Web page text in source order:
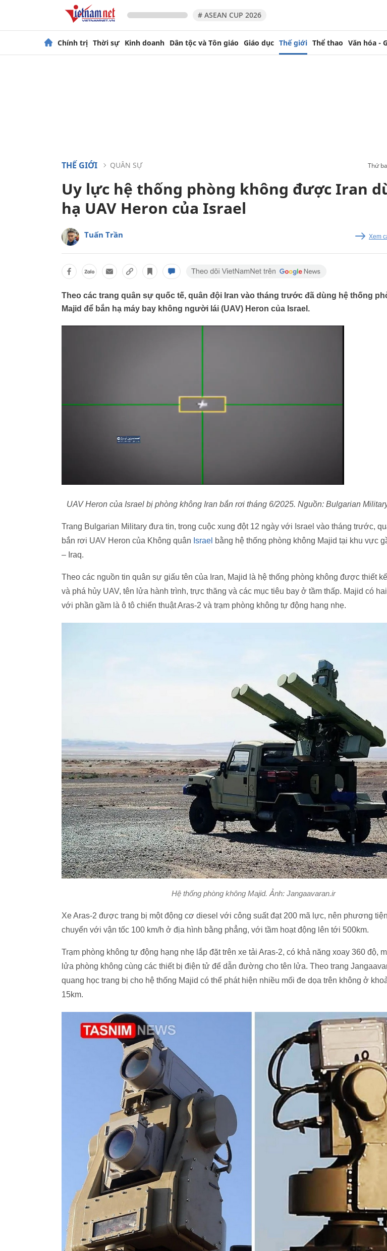
# ASEAN CUP 2026
Chính trị Thời sự Kinh doanh Dân tộc và Tôn giáo Giáo dục Thế giới Thể thao Văn hóa -
THẾ GIỚI QUÂN SỰ thứ
Uy lực hệ thống phòng không được Iran
hạ UAV Heron của Israel
Tuấn Trần Xem
Theo các trang quân sự quốc tế, quân đội Iran vào tháng trước đã dùng hệ thống
Majid để bắn hạ máy bay không người lái (UAV) Heron của Israel.
UAV Heron của Israel bị phòng không Iran bắn rơi tháng 6/2025. Nguồn: Bulgarian
Trang Bulgarian Military đưa tin, trong cuộc xung đột 12 ngày với Israel vào tháng trước,
bắn rơi UAV Heron của Không quân Israel bằng hệ thống phòng không Majid tại khu vực
– Iraq.
Theo các nguồn tin quân sự giấu tên của Iran, Majid là hệ thống phòng không được thiết
và phá hủy UAV, tên lửa hành trình, trực thăng và các mục tiêu bay ở tầm thấp. Majid có
với phần gầm là ô tô chiến thuật Aras-2 và trạm phòng không tự động hạng nhẹ.
Hệ thống phòng không Majid. Ảnh: Jangaavaran.ir
Xe Aras-2 được trang bị một động cơ diesel với công suất đạt 200 mã lực, nên phương
chuyển với vận tốc 100 km/h ở địa hình bằng phẳng, với tầm hoạt động lên tới 500km.
Trạm phòng không tự động hạng nhẹ lắp đặt trên xe tải Aras-2, có khả năng xoay 360 độ,
lửa phòng không cùng các thiết bị điện tử để dẫn đường cho tên lửa. Theo trang
quang học trang bị cho hệ thống Majid có thể phát hiện nhiều mối đe dọa trên không ở
15km.